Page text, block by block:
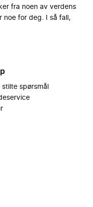
fra noen av verdens
noe for deg. I så fall,
spørsmål